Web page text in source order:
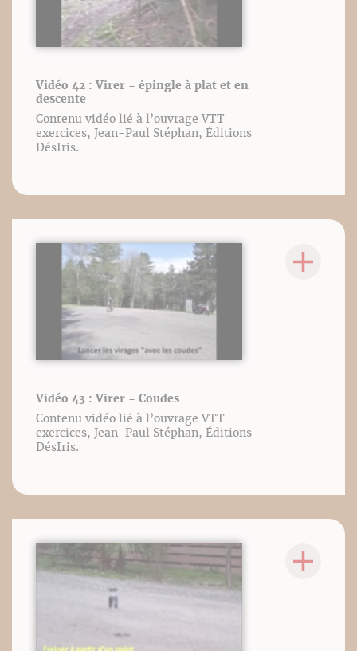
Vidéo 42 : Virer - épingle à plat et en
descente
Contenu vidéo lié à l’ouvrage VTT
exercices, Jean-Paul Stéphan, Éditions
DésIris.
Vidéo 43 : Virer - Coudes
Contenu vidéo lié à l’ouvrage VTT
exercices, Jean-Paul Stéphan, Éditions
DésIris.